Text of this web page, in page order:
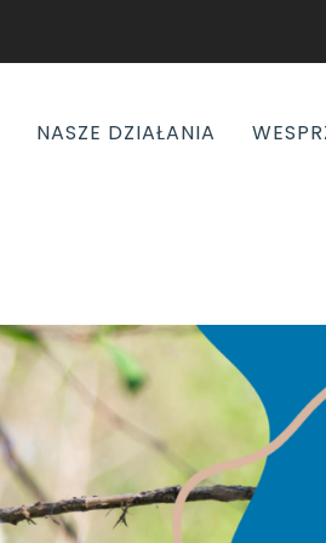
NASZE DZIAŁANIA